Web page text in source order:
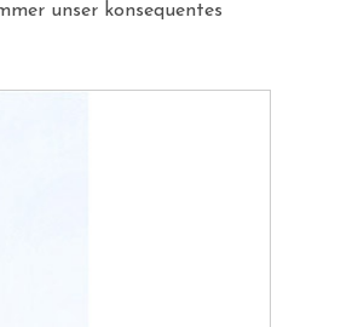
unser konsequentes